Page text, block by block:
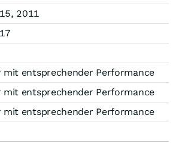
2011
mit entsprechender Performance
mit entsprechender Performance
mit entsprechender Performance